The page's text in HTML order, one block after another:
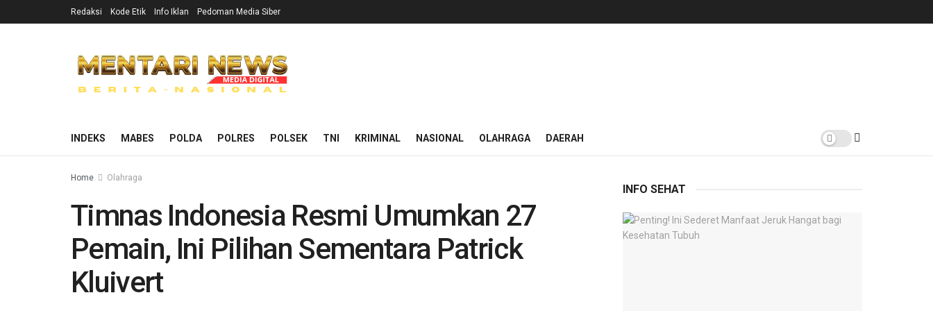
Redaksi Kode Etik Info Iklan Pedoman Media Siber
INDEKS MABES POLDA POLRES POLSEK TNI KRIMINAL NASIONAL OLAHRAGA DAERAH
Home Olahraga
Timnas Indonesia Resmi Umumkan 27
Pemain, Ini Pilihan Sementara Patrick
Kluivert
INFO SEHAT